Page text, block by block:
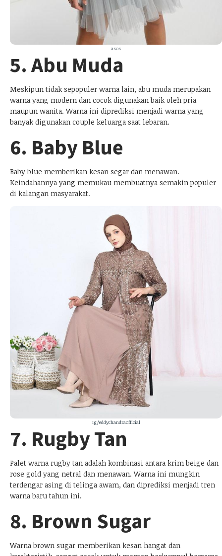
asos
5. Abu Muda
Meskipun tidak sepopuler warna lain, abu muda merupakan
warna yang modern dan cocok digunakan baik oleh pria
maupun wanita. Warna ini diprediksi menjadi warna yang
banyak digunakan couple keluarga saat lebaran.
6. Baby Blue
Baby blue memberikan kesan segar dan menawan.
Keindahannya yang memukau membuatnya semakin populer
di kalangan masyarakat.
Ig/eddychandraofficial
7. Rugby Tan
Palet warna rugby tan adalah kombinasi antara krim beige dan
rose gold yang netral dan menawan. Warna ini mungkin
terdengar asing di telinga awam, dan diprediksi menjadi tren
warna baru tahun ini.
8. Brown Sugar
Warna brown sugar memberikan kesan hangat dan